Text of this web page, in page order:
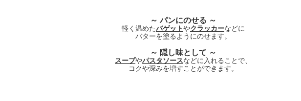
～ パンにのせる ～
軽く温めたバゲットやクラッカーなどに
バターを塗るようにのせます。
～ 隠し味として ～
スープやパスタソースなどに入れることで、
コクや深みを増すことができます。